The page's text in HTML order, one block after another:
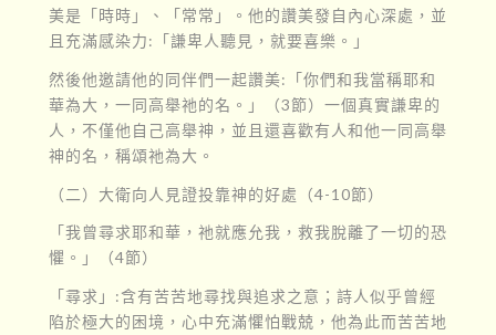
美是「時時」、「常常」。他的讚美發自內心深處，並
且充滿感染力:「謙卑人聽見，就要喜樂。」
然後他邀請他的同伴們一起讚美:「你們和我當稱耶和
華為大，一同高舉祂的名。」（3節）一個真實謙卑的
人，不僅他自己高舉神，並且還喜歡有人和他一同高舉
神的名，稱頌祂為大。
（二）大衛向人見證投靠神的好處（4-10節）
「我曾尋求耶和華，祂就應允我，救我脫離了一切的恐
懼。」（4節）
「尋求」:含有苦苦地尋找與追求之意；詩人似乎曾經
陷於極大的困境，心中充滿懼怕戰兢，他為此而苦苦地